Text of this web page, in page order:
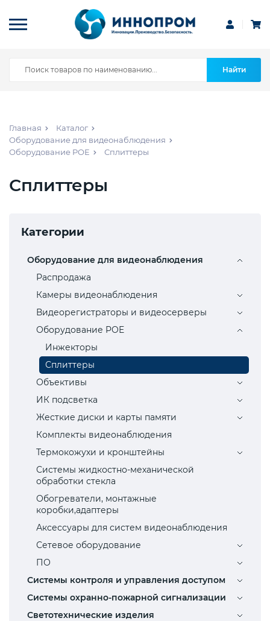
Найти
Главная
Каталог
Оборудование для видеонаблюдения
Оборудование POE
Сплиттеры
Сплиттеры
Категории
Оборудование для видеонаблюдения
Распродажа
Камеры видеонаблюдения
Видеорегистраторы и видеосерверы
Оборудование POE
Инжекторы
Сплиттеры
Объективы
ИК подсветка
Жесткие диски и карты памяти
Комплекты видеонаблюдения
Термокожухи и кронштейны
Системы жидкостно-механической
обработки стекла
Обогреватели, монтажные
коробки,адаптеры
Аксессуары для систем видеонаблюдения
Сетевое оборудование
ПО
Системы контроля и управления доступом
Системы охранно-пожарной сигнализации
Светотехнические изделия